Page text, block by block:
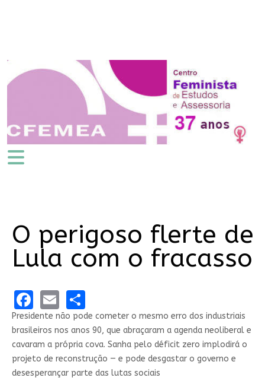
O perigoso flerte de
Lula com o fracasso
Facebook
EmailShare
Presidente não pode cometer o mesmo erro dos industriais
brasileiros nos anos 90, que abraçaram a agenda neoliberal e
cavaram a própria cova. Sanha pelo déficit zero implodirá o
projeto de reconstrução — e pode desgastar o governo e
desesperançar parte das lutas sociais